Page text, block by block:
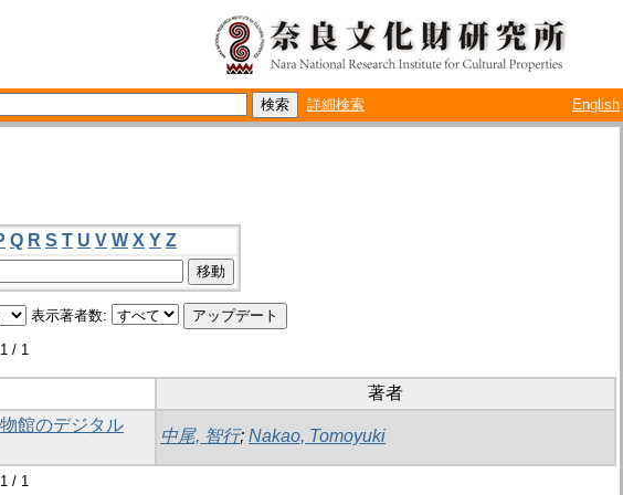
詳細検索 English
Q R S T U V W X Y Z
表示著者数:
/ 1
著者
館のデジタル
中尾, 智行; Nakao, Tomoyuki
/ 1